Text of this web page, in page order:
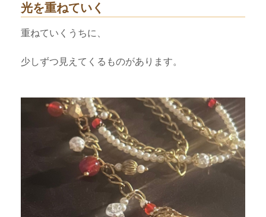
光を重ねていく
重ねていくうちに、
少しずつ見えてくるものがあります。